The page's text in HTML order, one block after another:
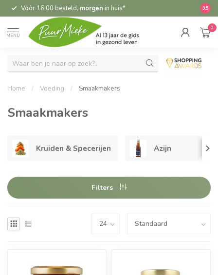
Vóór 16:00 besteld, morgen in huis* 9.5
MENU
0
Home / Voeding / Smaakmakers
Smaakmakers
Kruiden & Specerijen Azijn
Filters